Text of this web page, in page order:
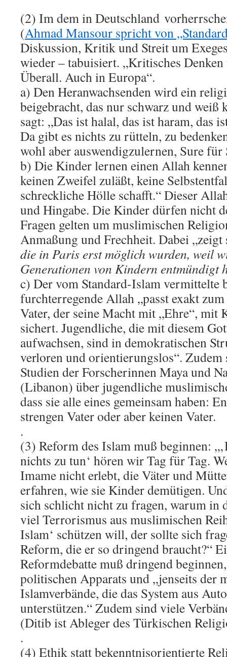
(2) Im dem in Deutschland
(Ahmad Mansour spricht von
Diskussion, Kritik und Streit um
wieder – tabuisiert. „Kritisches
Überall. Auch in Europa“.
a) Den Heranwachsenden wird ein
beigebracht, das nur schwarz und weiß
sagt: „Das ist halal, das ist haram, das
Da gibt es nichts zu rütteln, zu
wohl aber auswendigzulernen, Sure für
b) Die Kinder lernen einen Allah
keinen Zweifel zuläßt, keine
schreckliche Hölle schafft.“ Dieser
und Hingabe. Die Kinder dürfen nicht
Fragen gelten um muslimischen
Anmaßung und Frechheit. Dabei „zeigt
die in Paris erst möglich wurden, weil
Generationen von Kindern entmündigt
c) Der vom Standard-Islam vermittelte
furchterregende Allah „passt exakt
Vater, der seine Macht mit „Ehre“, mit
sichert. Jugendliche, die mit diesem
aufwachsen, sind in demokratischen
verloren und orientierungslos“.
Studien der Forscherinnen Maya und
(Libanon) über jugendliche
dass sie alle eines gemeinsam haben:
strengen Vater oder aber keinen Vater.
.
(3) Reform des Islam muß beginnen:
nichts zu tun‘ hören wir Tag für Tag.
Imame nicht erlebt, die Väter und
erfahren, wie sie Kinder demütigen.
sich schlicht nicht zu fragen, warum in
viel Terrorismus aus muslimischen
Islam‘ schützen will, der sollte sich
Reform, die er so dringend braucht?“
Reformdebatte muß dringend
politischen Apparats und „jenseits der
Islamverbände, die das System aus
unterstützen.“ Zudem sind viele
(Ditib ist Ableger des Türkischen
.
(4) Ethik statt bekenntnisorientierte